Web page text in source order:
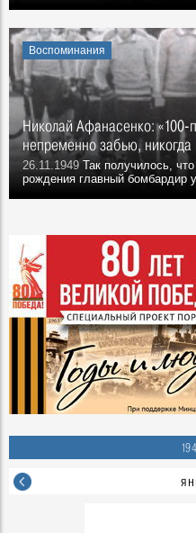
Воспоминания
Николай Афанасенко: «100-
непременно забью,
26.11.1949 Так получилось,
рождения главный бомбардир